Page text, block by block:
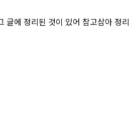
글에 정리된 것이 있어 참고삼아 정리